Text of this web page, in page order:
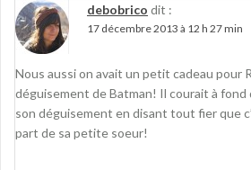
debobrico dit :
17 décembre 2013 à 12 h 27 min
Nous aussi on avait un petit cadeau pour
déguisement de Batman! Il courait à fond
son déguisement en disant tout fier que
part de sa petite soeur!